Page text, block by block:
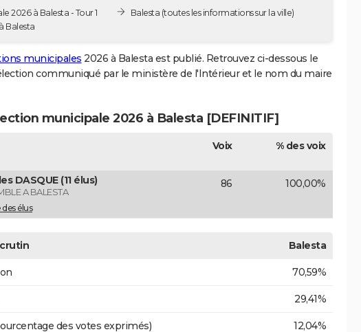
2026 à Balesta - Tour 1
Balesta
Balesta (toutes les informations sur la ville)
municipales 2026 à Balesta est publié. Retrouvez ci-dessous le
communiqué par le ministère de l'Intérieur et le nom du maire
municipale 2026 à Balesta [DEFINITIF]
Voix % des voix
DASQUE (11 élus)
A BALESTA
des élus
86 100,00%
Balesta
70,59%
29,41%
des votes exprimés) 12,04%